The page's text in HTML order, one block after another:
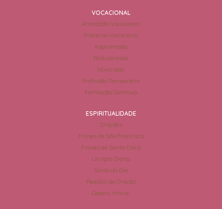
VOCACIONAL
Animação Vocacional
Processo Vocacional
Aspirantado
Postulantado
Noviciado
Profissão Temporária
Formação Contínua
ESPIRITUALIDADE
Orações
Frases de São Francisco
Frases de Santa Clara
Liturgia Diária
Santo do Dia
Pedidos de Oração
Capela Virtual